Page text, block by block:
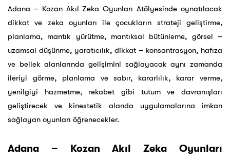
Adana – Kozan Akıl Zeka Oyunları Atölyesinde oynatılacak
dikkat ve zeka oyunları ile çocukların strateji geliştirme,
planlama, mantık yürütme, mantıksal bütünleme, görsel –
uzamsal düşünme, yaratıcılık, dikkat – konsantrasyon, hafıza
ve bellek alanlarında gelişimini sağlayacak aynı zamanda
ileriyi görme, planlama ve sabır, kararlılık, karar verme,
yenilgiyi hazmetme, rekabet gibi tutum ve davranışları
geliştirecek ve kinestetik alanda uygulamalarına imkan
sağlayan oyunları öğrenecekler.
Adana – Kozan Akıl Zeka Oyunları